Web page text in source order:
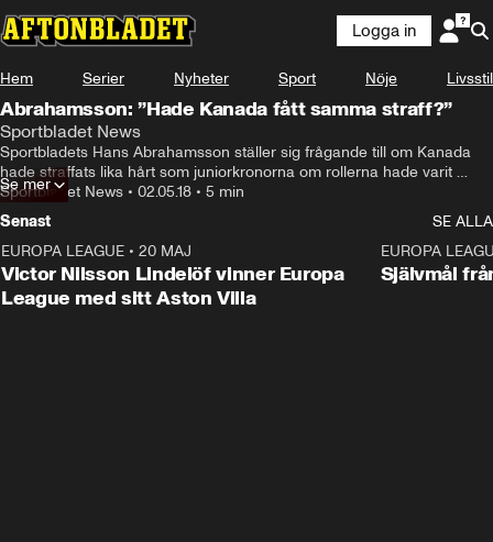
Logga in
Hem Serier Nyheter Sport Nöje Livsstil
Abrahamsson: ”Hade Kanada fått samma straff?”
Sportbladet News
Sportbladets Hans Abrahamsson ställer sig frågande till om Kanada
hade straffats lika hårt som juniorkronorna om rollerna hade varit
ombytta.
Sportbladet News • 02.05.18 • 5 min
Se mer
Senast
SE ALLA
EUROPA LEAGUE • 20 MAJ
Victor Nilsson Lindelöf vinner Europa
League med sitt Aston Villa
EUROPA
Självmål